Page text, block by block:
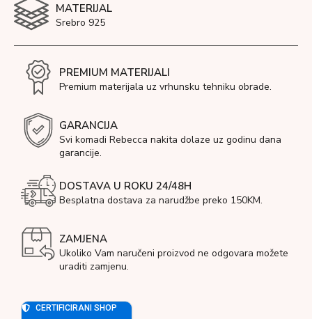
MATERIJAL
Srebro 925
PREMIUM MATERIJALI
Premium materijala uz vrhunsku tehniku obrade.
GARANCIJA
Svi komadi Rebecca nakita dolaze uz godinu dana
garancije.
DOSTAVA U ROKU 24/48H
Besplatna dostava za narudžbe preko 150KM.
ZAMJENA
Ukoliko Vam naručeni proizvod ne odgovara možete
uraditi zamjenu.